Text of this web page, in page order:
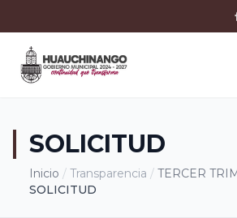
SOLICITUD
Inicio / Transparencia / TERCER
SOLICITUD